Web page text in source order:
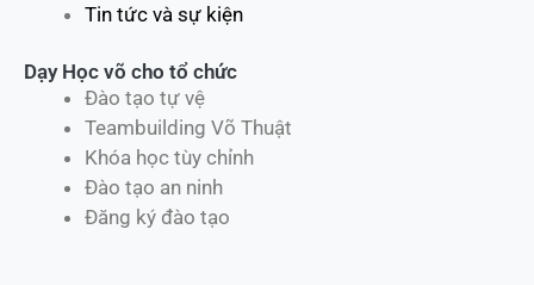
Tin tức và sự kiện
Dạy Học võ cho tổ chức
Đào tạo tự vệ
Teambuilding Võ Thuật
Khóa học tùy chỉnh
Đào tạo an ninh
Đăng ký đào tạo